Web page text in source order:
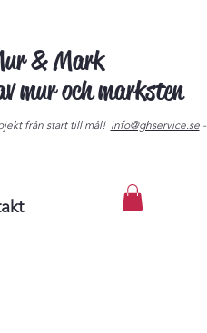
& Mark
mur och marksten
från start till mål! info@ghservice.se-